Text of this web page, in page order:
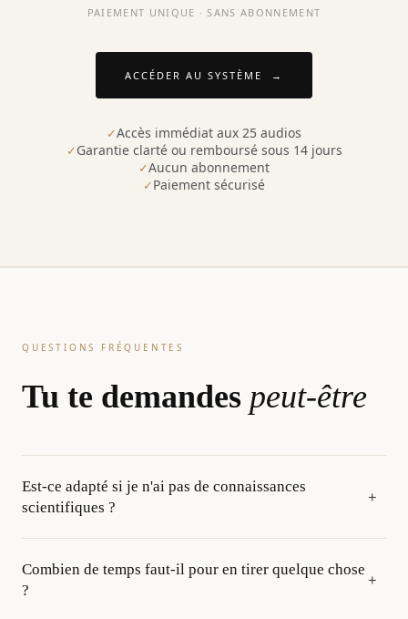
PAIEMENT UNIQUE · SANS ABONNEMENT
ACCÉDER AU SYSTÈME →
Accès immédiat aux 25 audios
Garantie clarté ou remboursé sous 14 jours
Aucun abonnement
Paiement sécurisé
QUESTIONS FRÉQUENTES
Tu te demandes peut-être
Est-ce adapté si je n'ai pas de connaissances
scientifiques ?
+
L'objectif n'est pas de te noyer dans des termes
compliqués, mais de te donner une compréhension claire,
Combien de temps faut-il pour en tirer quelque chose
?
+